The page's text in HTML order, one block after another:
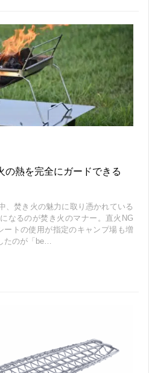
の熱を完全にガードできる
、焚き火の魅力に取り憑かれている
なるのが焚き火のマナー。直火NG
ートの使用が指定のキャンプ場も増
たのが「be…